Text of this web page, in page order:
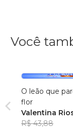
Você
O leão que
flor
Valentina
R$ 43,88